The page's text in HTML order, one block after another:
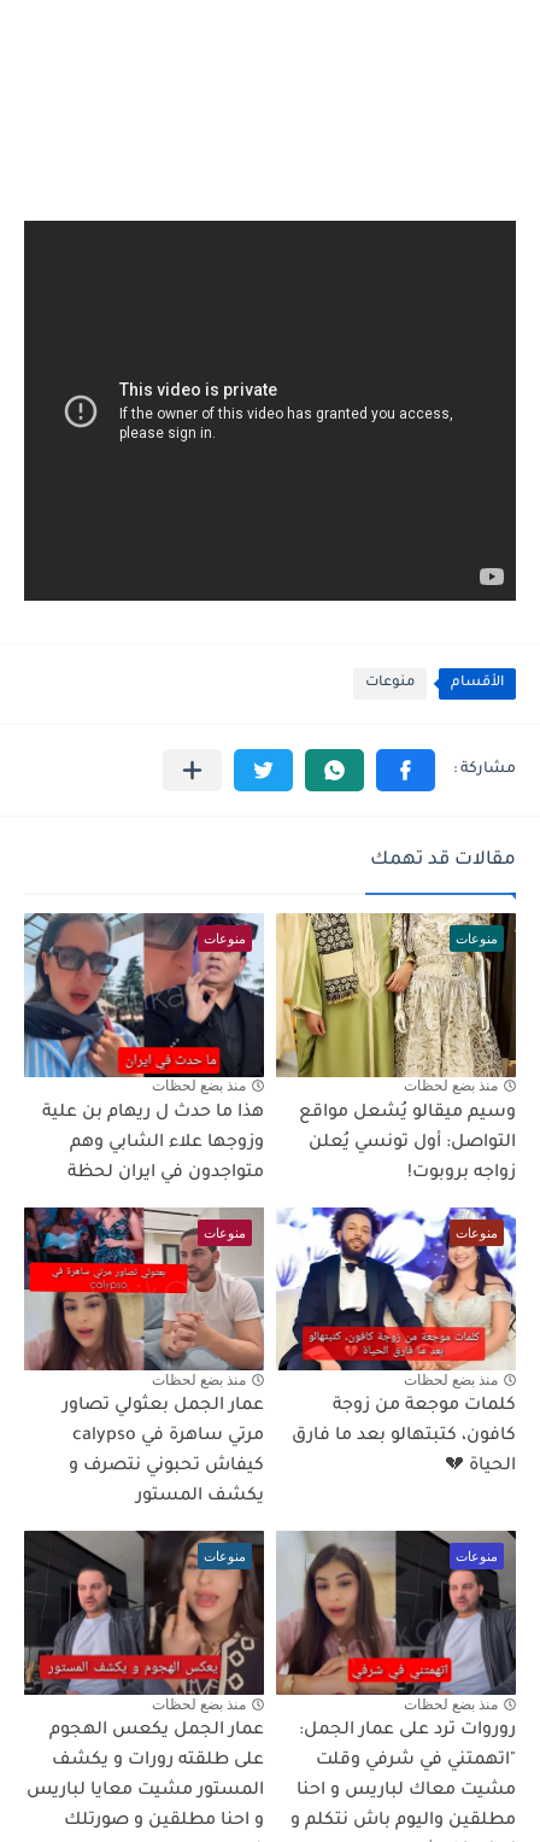
الأقسام منوعات
مقالات قد تهمك
منوعات
منذ بضع لحظات
وسيم ميقالو يُشعل مواقع
التواصل: أول تونسي يُعلن
زواجه بروبوت!
منوعات
منذ بضع لحظات
هذا ما حدث ل ريهام بن علية
وزوجها علاء الشابي وهم
متواجدون في ايران لحظة
منوعات
منذ بضع لحظات
كلمات موجعة من زوجة
كافون، كتبتهالو بعد ما فارق
الحياة 💔
منوعات
منذ بضع لحظات
عمار الجمل بعثولي تصاور
مرتي ساهرة في calypso
كيفاش تحبوني نتصرف و
يكشف المستور
منوعات
منذ بضع لحظات
روروات ترد على عمار الجمل:
"اتهمتني في شرفي وقلت
مشيت معاك لباريس و احنا
مطلقين واليوم باش نتكلم و
منوعات
منذ بضع لحظات
عمار الجمل يكعس الهجوم
على طلقته رورات و يكشف
المستور مشيت معايا لباريس
و احنا مطلقين و صورتلك